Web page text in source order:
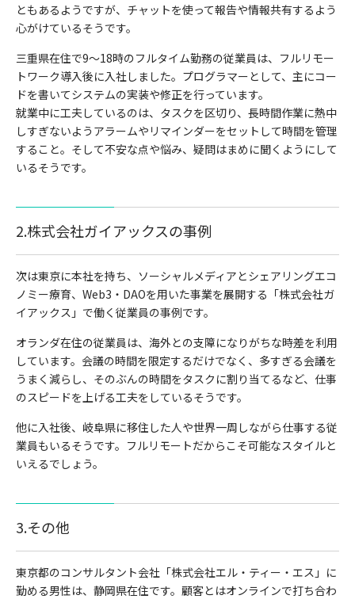
ともあるようですが、チャットを使って報告や情報共有するよう
心がけているそうです。
三重県在住で9〜18時のフルタイム勤務の従業員は、フルリモー
トワーク導入後に入社しました。プログラマーとして、主にコー
ドを書いてシステムの実装や修正を行っています。
就業中に工夫しているのは、タスクを区切り、長時間作業に熱中
しすぎないようアラームやリマインダーをセットして時間を管理
すること。そして不安な点や悩み、疑問はまめに聞くようにして
いるそうです。
2.株式会社ガイアックスの事例
次は東京に本社を持ち、ソーシャルメディアとシェアリングエコ
ノミー療育、Web3・DAOを用いた事業を展開する「株式会社ガ
イアックス」で働く従業員の事例です。
オランダ在住の従業員は、海外との支障になりがちな時差を利用
しています。会議の時間を限定するだけでなく、多すぎる会議を
うまく減らし、そのぶんの時間をタスクに割り当てるなど、仕事
のスピードを上げる工夫をしているそうです。
他に入社後、岐阜県に移住した人や世界一周しながら仕事する従
業員もいるそうです。フルリモートだからこそ可能なスタイルと
いえるでしょう。
3.その他
東京都のコンサルタント会社「株式会社エル・ティー・エス」に
勤める男性は、静岡県在住です。顧客とはオンラインで打ち合わ